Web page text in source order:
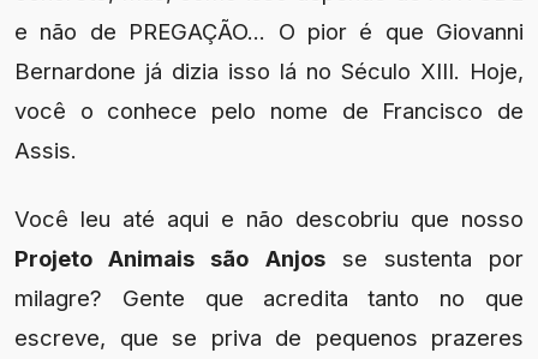
e não de PREGAÇÃO... O pior é que Giovanni
Bernardone já dizia isso lá no Século XIII. Hoje,
você o conhece pelo nome de Francisco de
Assis.
Você leu até aqui e não descobriu que nosso
Projeto Animais são Anjosse sustenta por
milagre? Gente que acredita tanto no que
escreve, que se priva de pequenos prazeres